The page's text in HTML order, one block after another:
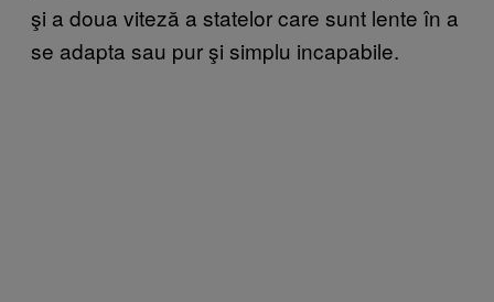
şi a doua viteză a statelor care sunt lente în a
se adapta sau pur şi simplu incapabile.